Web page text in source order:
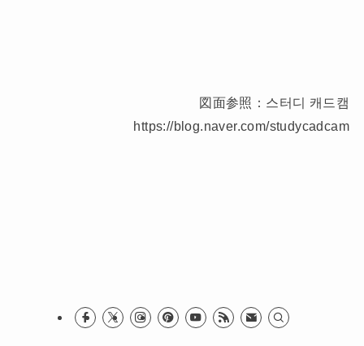
図面参照：스터디 캐드캠
https://blog.naver.com/studycadcam